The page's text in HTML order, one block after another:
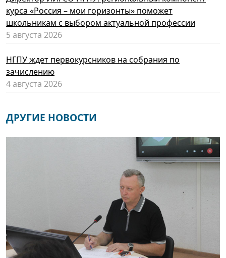
курса «Россия – мои горизонты» поможет
школьникам с выбором актуальной профессии
5 августа 2026
НГПУ ждет первокурсников на собрания по
зачислению
4 августа 2026
ДРУГИЕ НОВОСТИ